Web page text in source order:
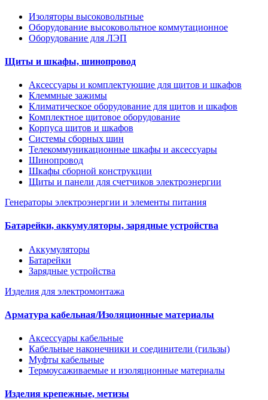
Изоляторы высоковольтные
Оборудование высоковольтное коммутационное
Оборудование для ЛЭП
Щиты и шкафы, шинопровод
Аксессуары и комплектующие для щитов и шкафов
Клеммные зажимы
Климатическое оборудование для щитов и шкафов
Комплектное щитовое оборудование
Корпуса щитов и шкафов
Системы сборных шин
Телекоммуникационные шкафы и аксессуары
Шинопровод
Шкафы сборной конструкции
Щиты и панели для счетчиков электроэнергии
Генераторы электроэнергии и элементы питания
Батарейки, аккумуляторы, зарядные устройства
Аккумуляторы
Батарейки
Зарядные устройства
Изделия для электромонтажа
Арматура кабельная/Изоляционные материалы
Аксессуары кабельные
Кабельные наконечники и соединители (гильзы)
Муфты кабельные
Термоусаживаемые и изоляционные материалы
Изделия крепежные, метизы